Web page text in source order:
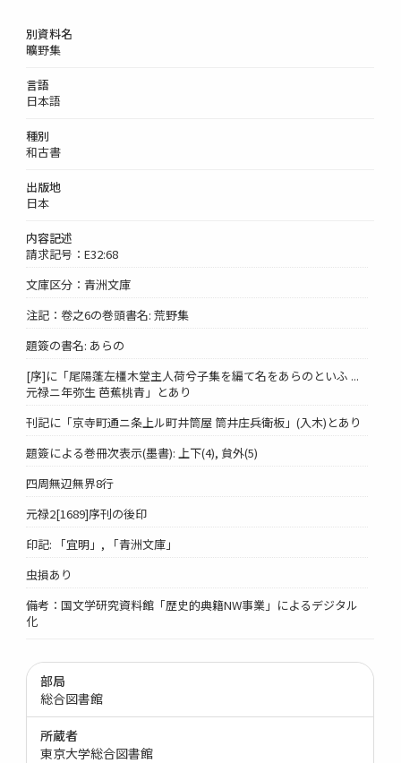
別資料名
曠野集
言語
日本語
種別
和古書
出版地
日本
内容記述
請求記号：E32:68
文庫区分：青洲文庫
注記：卷之6の巻頭書名: 荒野集
題簽の書名: あらの
[序]に「尾陽蓬左橿木堂主人荷兮子集を編て名をあらのといふ ...
元禄ニ年弥生 芭蕉桃青」とあり
刊記に「京寺町通ニ条上ル町井筒屋 筒井庄兵衛板」(入木)とあり
題簽による巻冊次表示(墨書): 上下(4), 貟外(5)
四周無辺無界8行
元禄2[1689]序刊の後印
印記: 「宜明」, 「青洲文庫」
虫損あり
備考：国文学研究資料館「歴史的典籍NW事業」によるデジタル
化
部局
総合図書館
所蔵者
東京大学総合図書館